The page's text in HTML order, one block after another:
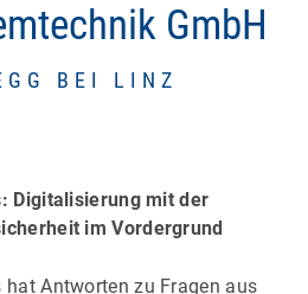
GmbH
BEI LINZ
Digitalisierung mit der
im Vordergrund
Antworten zu Fragen aus